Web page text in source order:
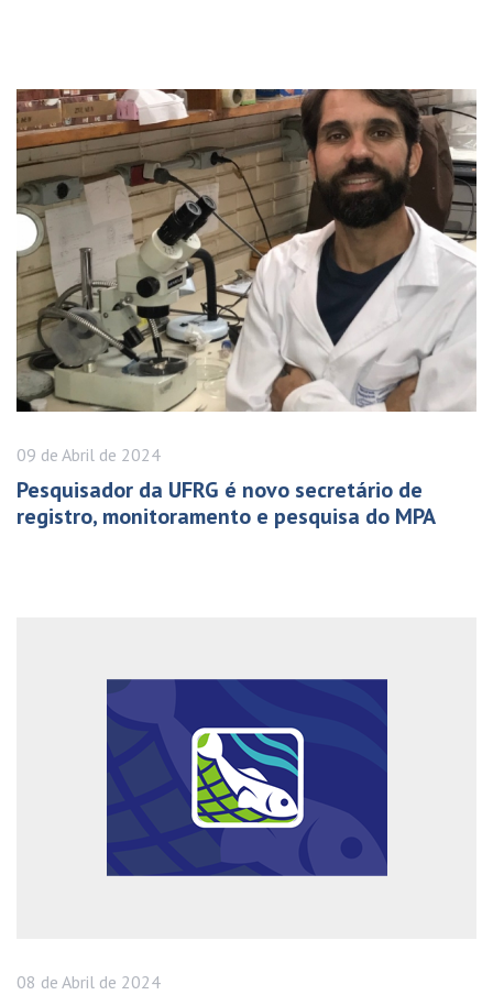
09 de Abril de 2024
Pesquisador da UFRG é novo secretário de
registro, monitoramento e pesquisa do MPA
08 de Abril de 2024